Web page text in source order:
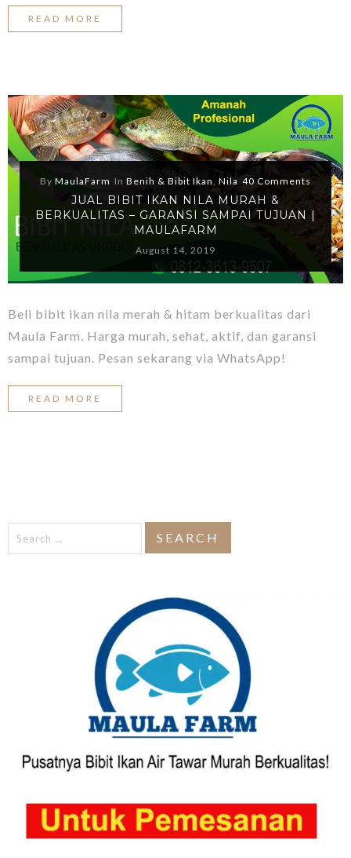
READ MORE
By MaulaFarm In Benih & Bibit Ikan, Nila 40 Comments
JUAL BIBIT IKAN NILA MURAH &
BERKUALITAS – GARANSI SAMPAI TUJUAN |
MAULAFARM
August 14, 2019
Beli bibit ikan nila merah & hitam berkualitas dari
Maula Farm. Harga murah, sehat, aktif, dan garansi
sampai tujuan. Pesan sekarang via WhatsApp!
READ MORE
Search
for: